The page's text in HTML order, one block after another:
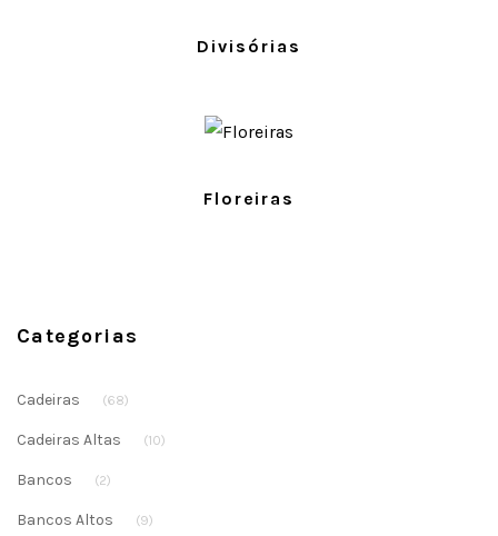
Divisórias
Floreiras
Categorias
Cadeiras (68)
Cadeiras Altas (10)
Bancos (2)
Bancos Altos (9)